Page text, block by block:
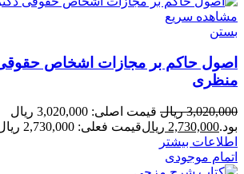
مشاهده سریع
بستن
اصول حاکم بر مجازات اشخاص حقوقی
منظری
3,020,000 ریال
قیمت اصلی: 3,020,000 ریال
بود.2,730,000 ریالقیمت فعلی: 2,730,000 ریال.
اطلاعات بیشتر
اتمام موجودی